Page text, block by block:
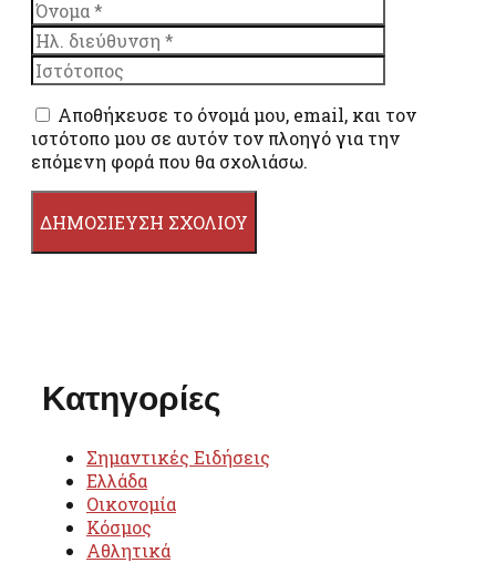
Όνομα
διεύθυνση
Αποθήκευσε το όνομά μου, email, και τον
ιστότοπο μου σε αυτόν τον πλοηγό για την
επόμενη φορά που θα σχολιάσω.
Κατηγορίες
Σημαντικές Ειδήσεις
Ελλάδα
Οικονομία
Κόσμος
Αθλητικά